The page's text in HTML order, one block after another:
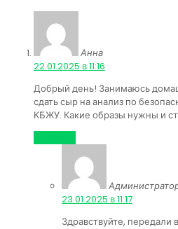
Анна
22.01.2025 в 11:16
Добрый день! Занимаюсь
сдать сыр на анализ по
КБЖУ. Какие образы нужны и
23.01.2025 в 11:17
Здравствуйте,